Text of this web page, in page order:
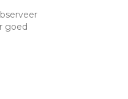
goed